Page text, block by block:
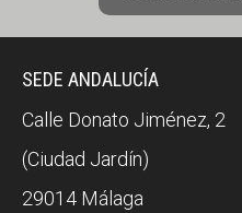
SEDE ANDALUCÍA
Calle Donato Jiménez, 2
(Ciudad Jardín)
29014 Málaga